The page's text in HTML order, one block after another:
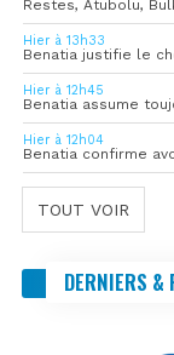
Hier à 13h33
Benatia justifie le
Hier à 12h45
Benatia assume
Hier à 12h04
Benatia confirme
TOUT VOIR
DERNIERS &